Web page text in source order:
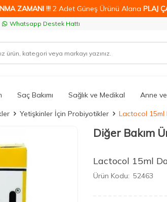
ZAMANI !!! 2 Adet Güneş Ürünü Alana PLAJ
Whatsapp Destek Hattı
Saç Bakımı Sağlık ve Medikal Anne
Yetişkinler İçin Probiyotikler Lactocol 15ml
Diğer Bakım
Lactocol 15ml
Ürün Kodu: 52463